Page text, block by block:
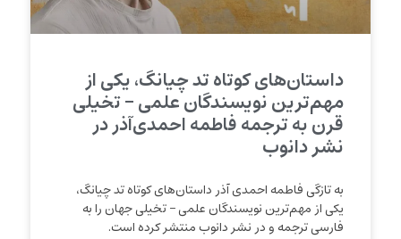
داستان‌های کوتاه تد چیانگ، یکی از
مهم‌ترین نویسندگان علمی – تخیلی
قرن به ترجمه فاطمه احمدی‌آذر در
نشر دانوب
به تازگی فاطمه احمدی آذر داستان‌های کوتاه تد چیانگ،
یکی از مهم‌ترین نویسندگان علمی – تخیلی جهان را به
فارسی ترجمه و در نشر دانوب منتشر کرده است.